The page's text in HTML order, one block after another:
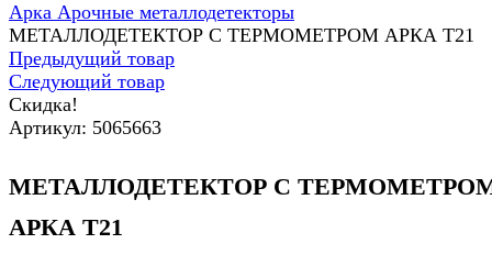
Арка Арочные металлодетекторы
МЕТАЛЛОДЕТЕКТОР С ТЕРМОМЕТРОМ АРКА Т21
Предыдущий товар
Следующий товар
Скидка!
Артикул: 5065663
МЕТАЛЛОДЕТЕКТОР С
АРКА Т21